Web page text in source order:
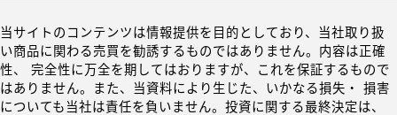
当サイトのコンテンツは情報提供を目的としており、当社取り扱
い商品に関わる売買を勧誘するものではありません。内容は正確
性、 完全性に万全を期してはおりますが、これを保証するもので
はありません。また、当資料により生じた、いかなる損失・ 損害
についても当社は責任を負いません。投資に関する最終決定は、